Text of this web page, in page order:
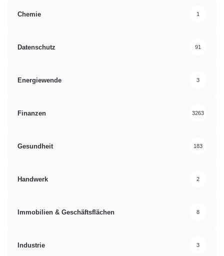
Chemie 1
Datenschutz 91
Energiewende 3
Finanzen 3263
Gesundheit 183
Handwerk 2
Immobilien & Geschäftsflächen 8
Industrie 3